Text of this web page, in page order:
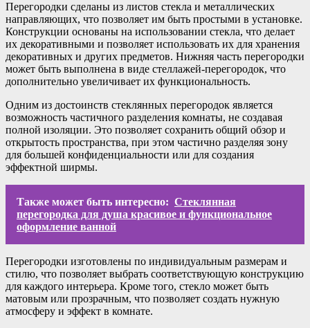
Перегородки сделаны из листов стекла и металлических
направляющих, что позволяет им быть простыми в установке.
Конструкции основаны на использовании стекла, что делает
их декоративными и позволяет использовать их для хранения
декоративных и других предметов. Нижняя часть перегородки
может быть выполнена в виде стеллажей-перегородок, что
дополнительно увеличивает их функциональность.
Одним из достоинств стеклянных перегородок является
возможность частичного разделения комнаты, не создавая
полной изоляции. Это позволяет сохранить общий обзор и
открытость пространства, при этом частично разделяя зону
для большей конфиденциальности или для создания
эффектной ширмы.
Также может быть интересно: Стеклянная
перегородка для душа красивое и функциональное
оформление ванной
Перегородки изготовлены по индивидуальным размерам и
стилю, что позволяет выбрать соответствующую конструкцию
для каждого интерьера. Кроме того, стекло может быть
матовым или прозрачным, что позволяет создать нужную
атмосферу и эффект в комнате.